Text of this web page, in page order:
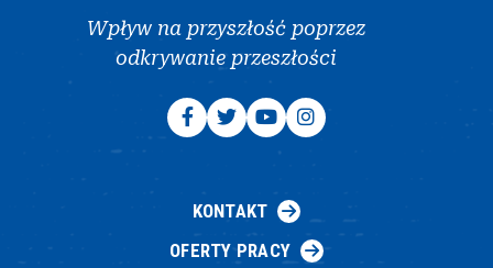
Wpływ na przyszłość poprzez
odkrywanie przeszłości
KONTAKT
OFERTY PRACY